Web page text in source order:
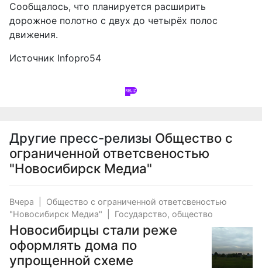
Сообщалось, что планируется расширить
дорожное полотно с двух до четырёх полос
движения.
Источник Infopro54
Другие пресс-релизы Общество с
ограниченной ответсвеностью
"Новосибирск Медиа"
Вчера
Общество с ограниченной ответсвеностью
"Новосибирск Медиа"
Государство, общество
Новосибирцы стали реже
оформлять дома по
упрощенной схеме